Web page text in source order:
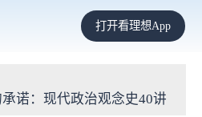
打开看理想App
诺：现代政治观念史40讲